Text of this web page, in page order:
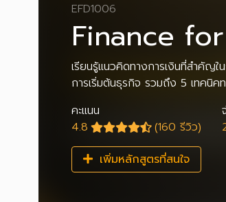
EFD1006
Finance
เรียนรู้แนวคิดทางการเงินที่สำคัญใ
การเริ่มต้นธุรกิจ รวมถึง 5 เทคนิค
คะแนน
4.8
(160 รีวิว)
เพิ่มหลักสูตรที่สนใจ